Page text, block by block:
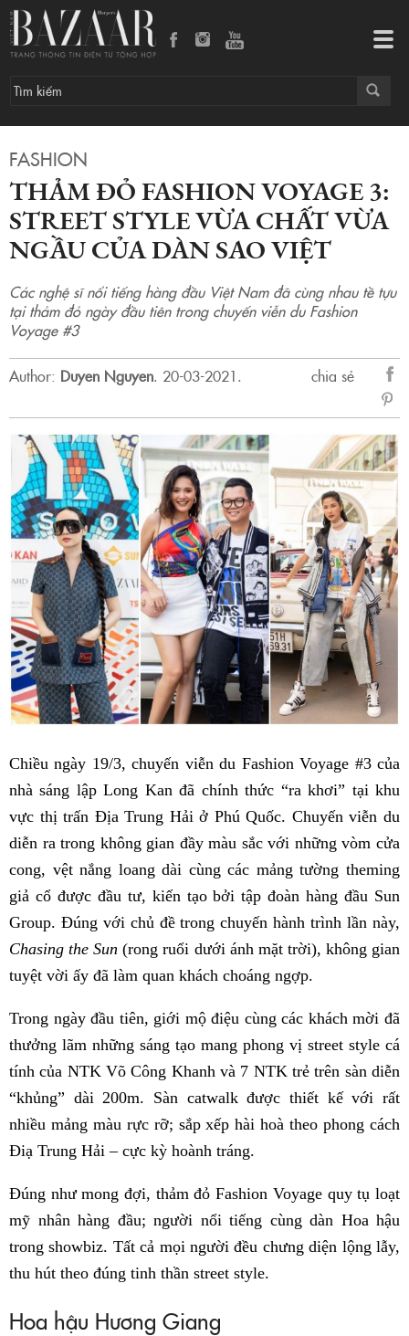
FASHION
THẢM ĐỎ FASHION VOYAGE 3:
STREET STYLE VỪA CHẤT VỪA
NGẦU CỦA DÀN SAO VIỆT
Các nghệ sĩ nổi tiếng hàng đầu Việt Nam đã cùng nhau tề tựu
tại thảm đỏ ngày đầu tiên trong chuyến viễn du Fashion
Voyage #3
Author: Duyen Nguyen. 20-03-2021.
chia sẻ
sẻ
Chiều ngày 19/3, chuyến viễn du Fashion Voyage #3 của
nhà sáng lập Long Kan đã chính thức “ra khơi” tại khu
vực thị trấn Địa Trung Hải ở Phú Quốc. Chuyến viễn du
diễn ra trong không gian đầy màu sắc với những vòm cửa
cong, vệt nắng loang dài cùng các mảng tường theming
giả cổ được đầu tư, kiến tạo bởi tập đoàn hàng đầu Sun
Group. Đúng với chủ đề trong chuyến hành trình lần này,
Chasing the Sun (rong ruổi dưới ánh mặt trời), không gian
tuyệt vời ấy đã làm quan khách choáng ngợp.
Trong ngày đầu tiên, giới mộ điệu cùng các khách mời đã
thưởng lãm những sáng tạo mang phong vị street style cá
tính của NTK Võ Công Khanh và 7 NTK trẻ trên sàn diễn
“khủng” dài 200m. Sàn catwalk được thiết kế với rất
nhiều mảng màu rực rỡ; sắp xếp hài hoà theo phong cách
Điạ Trung Hải – cực kỳ hoành tráng.
Đúng như mong đợi, thảm đỏ Fashion Voyage quy tụ loạt
mỹ nhân hàng đầu; người nổi tiếng cùng dàn Hoa hậu
trong showbiz. Tất cả mọi người đều chưng diện lộng lẫy,
thu hút theo đúng tinh thần street style.
Hoa hậu Hương Giang